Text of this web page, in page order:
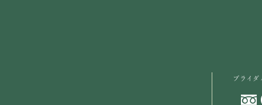
ブライ